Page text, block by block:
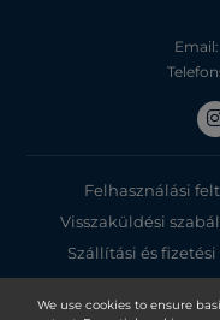
We use cookies to ensure
Felhasználási
Visszaküldési
Szállítási és